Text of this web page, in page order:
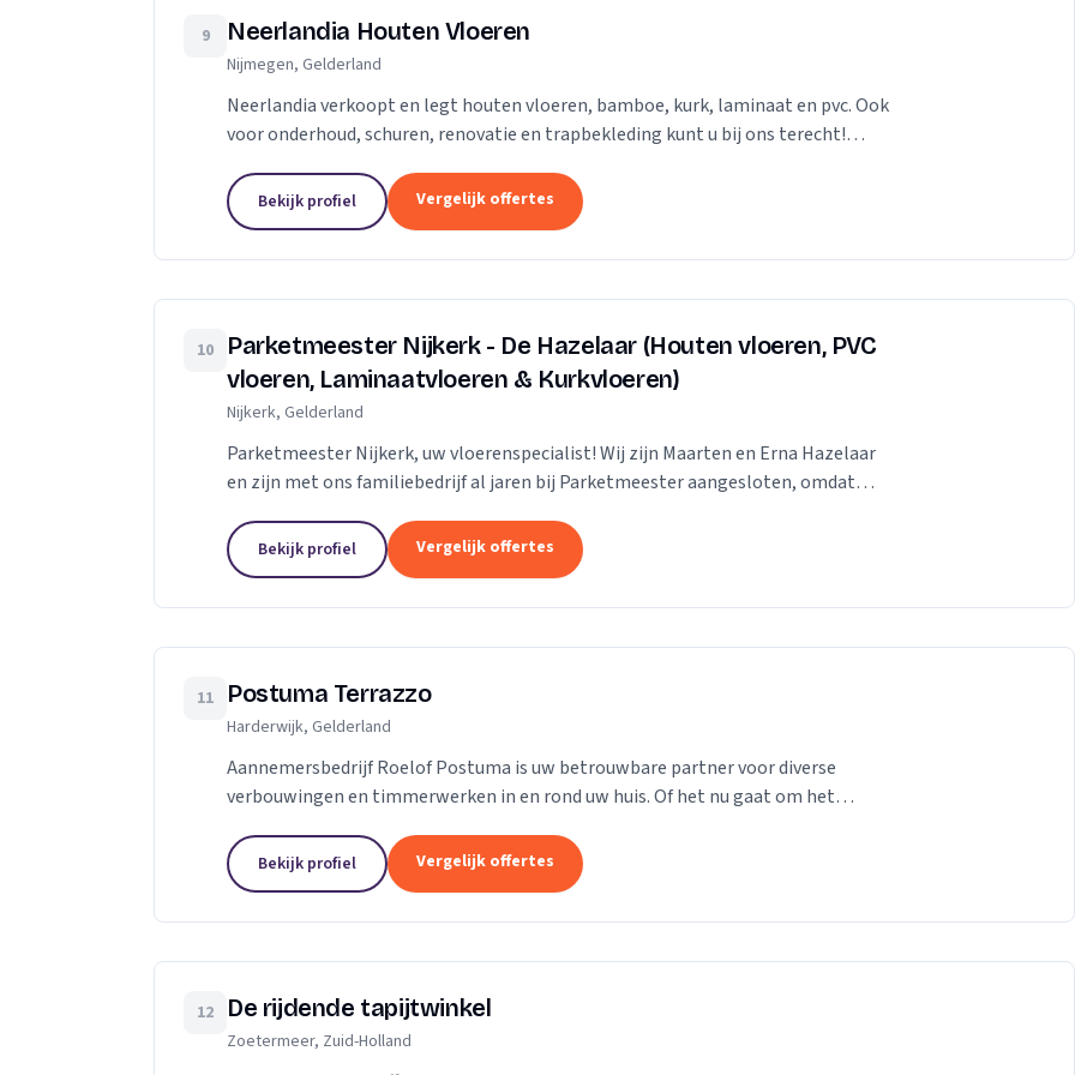
9 Neerlandia Houten Vloeren
Nijmegen, Gelderland
Neerlandia verkoopt en legt houten vloeren, bamboe, kurk, laminaat en pvc. Ook
voor onderhoud, schuren, renovatie en trapbekleding kunt u bij ons terecht!
Bekijk profiel Vergelijk offertes
10
Parketmeester Nijkerk - De Hazelaar (Houten vloeren, PVC
vloeren, Laminaatvloeren & Kurkvloeren)
Nijkerk, Gelderland
Parketmeester Nijkerk, uw vloerenspecialist! Wij zijn Maarten en Erna Hazelaar
en zijn met ons familiebedrijf al jaren bij Parketmeester aangesloten, omdat
Bekijk profiel Vergelijk offertes
11 Postuma Terrazzo
Harderwijk, Gelderland
Aannemersbedrijf Roelof Postuma is uw betrouwbare partner voor diverse
verbouwingen en timmerwerken in en rond uw huis. Of het nu gaat om het
Bekijk profiel Vergelijk offertes
12 De rijdende tapijtwinkel
Zoetermeer, Zuid-Holland